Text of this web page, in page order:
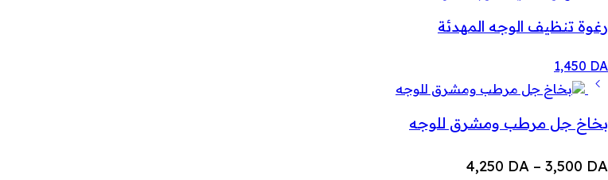
رغوة تنظيف الوجه المهدئة
1,450 DA
بخاخ جل مرطب ومشرق للوجه
3,500 DA
–
4,250 DA
نطاق